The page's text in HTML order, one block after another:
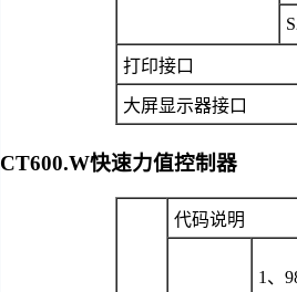
打印接口
大屏显示器接口
CT600.W快速力值控制器
代码说明
1、